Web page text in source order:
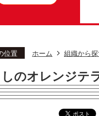
位置 ホーム 組織から探
のオレンジテ